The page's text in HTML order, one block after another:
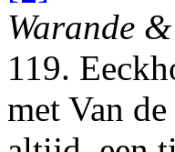
Warande
119.
met Van